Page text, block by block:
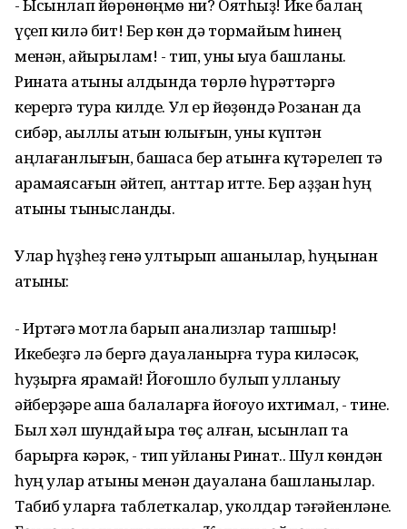
- Ысынлап йөрөнөңмө ни? Оятһыҙ! Ике балаң
үҫеп килә бит! Бер көн дә тормайым һинең
менән, айырылам! - тип, уны ҡыуа башланы.
Ринатҡа ҡатыны алдында төрлө һүрәттәргә
керергә тура килде. Ул ер йөҙөндә Розанан да
сибәр, аҡыллы ҡатын юҡлығын, уны күптән
аңлағанлығын, башҡаса бер ҡатынға күтәрелеп тә
ҡарамаясағын әйтеп, анттар итте. Бер аҙҙан һуң
ҡатыны тынысланды.
Улар һүҙһеҙ генә ултырып ашанылар, һуңынан
ҡатыны:
- Иртәгә мотлаҡ барып анализлар тапшыр!
Икебеҙгә лә бергә дауаланырға тура киләсәк,
һуҙырға ярамай! Йоғошло булып ҡулланыу
әйберҙәре аша балаларға йоғоуо ихтимал, - тине.
Был хәл шундай ҡырҡа төҫ алған, ысынлап та
барырға кәрәк, - тип уйланы Ринат.. Шул көндән
һуң улар ҡатыны менән дауалана башланылар.
Табиб уларға таблеткалар, уколдар тәғәйенләне.